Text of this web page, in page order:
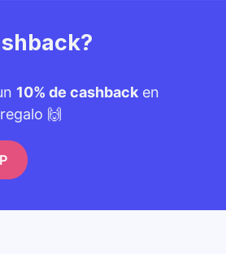
10% de cashbacken
🙌